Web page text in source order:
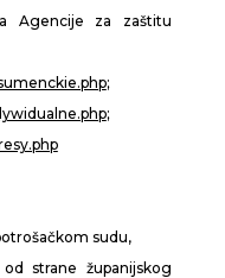
Agencije za zaštitu
;
;
sudu,
strane županijskog